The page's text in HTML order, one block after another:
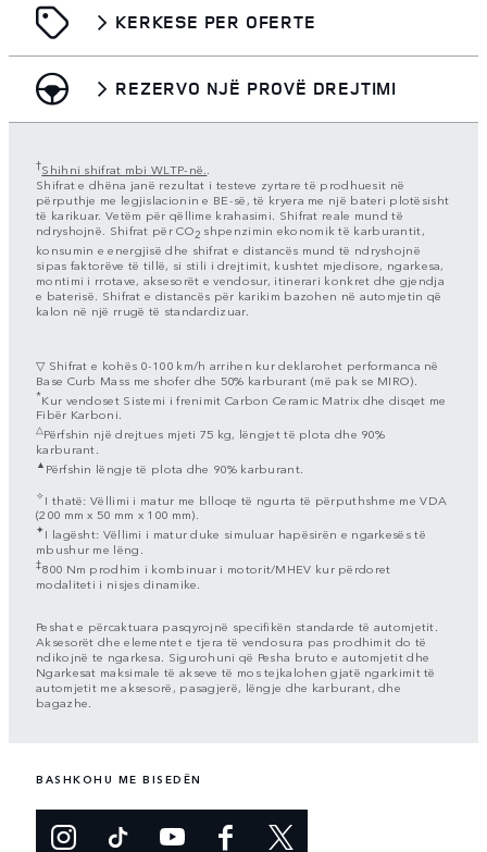
KERKESE PER OFERTE
REZERVO NJË PROVË DREJTIMI
†Shihni shifrat mbi WLTP-në.
Shifrat e dhëna janë rezultat i testeve zyrtare të prodhuesit në
përputhje me legjislacionin e BE-së, të kryera me një bateri plotësisht
të karikuar. Vetëm për qëllime krahasimi. Shifrat reale mund të
ndryshojnë. Shifrat për CO2 shpenzimin ekonomik të karburantit,
konsumin e energjisë dhe shifrat e distancës mund të ndryshojnë
sipas faktorëve të tillë, si stili i drejtimit, kushtet mjedisore, ngarkesa,
montimi i rrotave, aksesorët e vendosur, itinerari konkret dhe gjendja
e baterisë. Shifrat e distancës për karikim bazohen në automjetin që
kalon në një rrugë të standardizuar.
▽ Shifrat e kohës 0-100 km/h arrihen kur deklarohet performanca në
Base Curb Mass me shofer dhe 50% karburant (më pak se MIRO).
*Kur vendoset Sistemi i frenimit Carbon Ceramic Matrix dhe disqet me
Fibër Karboni.
△Përfshin një drejtues mjeti 75 kg, lëngjet të plota dhe 90%
karburant.
▲ Përfshin lëngje të plota dhe 90% karburant.
✧I thatë: Vëllimi i matur me blloqe të ngurta të përputhshme me VDA
(200 mm x 50 mm x 100 mm).
✦I lagësht: Vëllimi i matur duke simuluar hapësirën e ngarkesës të
mbushur me lëng.
‡800 Nm prodhim i kombinuar i motorit/MHEV kur përdoret
modaliteti i nisjes dinamike.
Peshat e përcaktuara pasqyrojnë specifikën standarde të automjetit.
Aksesorët dhe elementet e tjera të vendosura pas prodhimit do të
ndikojnë te ngarkesa. Sigurohuni që Pesha bruto e automjetit dhe
Ngarkesat maksimale të akseve të mos tejkalohen gjatë ngarkimit të
automjetit me aksesorë, pasagjerë, lëngje dhe karburant, dhe
bagazhe.
BASHKOHU ME BISEDËN